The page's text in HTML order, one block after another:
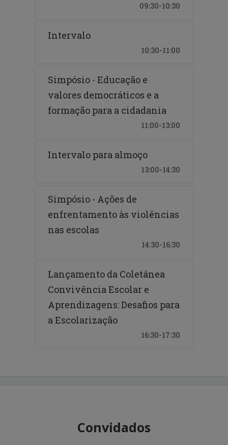
09:30-10:30
Intervalo
10:30-11:00
Simpósio - Educação e
valores democráticos e a
formação para a cidadania
11:00-13:00
Intervalo para almoço
13:00-14:30
Simpósio - Ações de
enfrentamento às violências
nas escolas
14:30-16:30
Lançamento da Coletânea
Convivência Escolar e
Aprendizagens: Desafios para
a Escolarização
16:30-17:30
Convidados